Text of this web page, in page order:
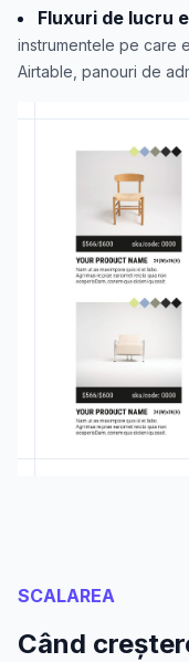
Fluxuri de lucru
instrumentele pe care
Airtable, panouri de
SCALAREA
Când